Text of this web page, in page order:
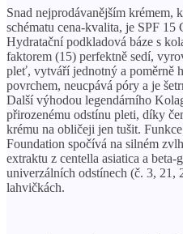
Snad nejprodávanějším krémem,
schématu cena-kvalita, je SPF
Hydratační podkladová báze s
faktorem (15) perfektně sedí,
pleť, vytváří jednotný a poměrně
povrchem, neucpává póry a je
Další výhodou legendárního
přirozenému odstínu pleti, díky
krému na obličeji jen tušit.
Foundation spočívá na silném
extraktu z centella asiatica a
univerzálních odstínech (č. 3, 21,
lahvičkách.